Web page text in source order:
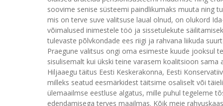
soovime senise süsteemi paindlikumaks muuta ning
mis on terve suve valitsuse laual olnud, on olukord
võimalused inimestele töö ja sissetulekute
tulevaste põlvkondade ees riigi ja rahvana liikuda
Praegune valitsus ongi oma esimeste kuude jooksul
sisulisemalt kui ükski teine varasem koalitsioon sama
Hiljaaegu täitus Eesti Keskerakonna, Eesti
milleks seatud eesmärkidest täitsime osaliselt või
ülemaailmse eestluse algatus, mille puhul tegeleme
edendamisega terves maailmas. Kõik meie